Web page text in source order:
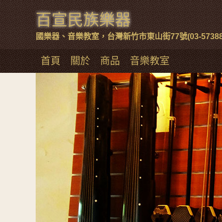
百宣民族樂器
國樂器、音樂教室，台灣新竹市東山街77號(03-
首頁 關於 商品 音樂教室